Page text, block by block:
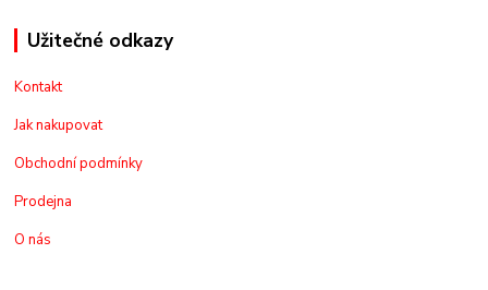
Užitečné odkazy
Kontakt
Jak nakupovat
Obchodní podmínky
Prodejna
O nás